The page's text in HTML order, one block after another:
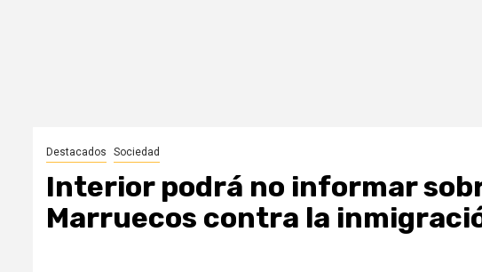
Destacados Sociedad
Interior podrá no informar
Marruecos contra la